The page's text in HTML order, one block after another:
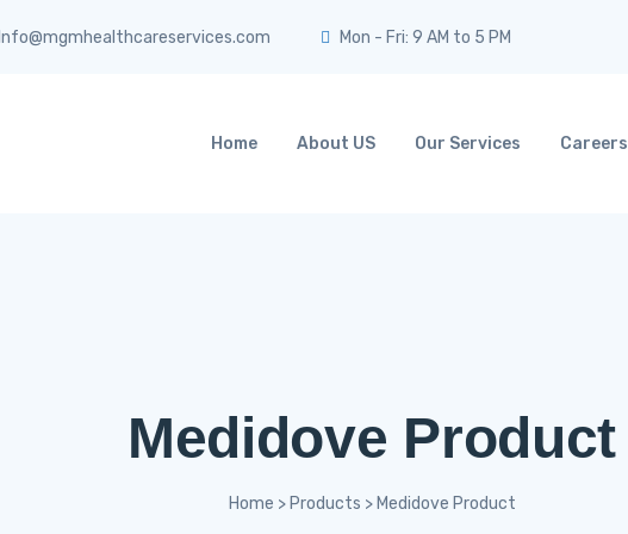
Info@mgmhealthcareservices.com Mon - Fri: 9 AM to 5 PM
Home About US Our Services Careers
Medidove Product
Home > Products > Medidove Product